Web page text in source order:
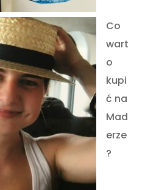
Co
wart
o
kupi
ć na
Mad
erze
?